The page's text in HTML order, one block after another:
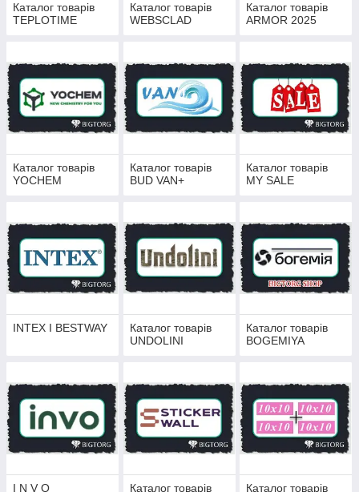
Каталог товарів
TEPLOTIME
Каталог товарів
WEBSCLAD
Каталог товарів
ARMOR 2025
Каталог товарів
YOCHEM
Каталог товарів
BUD VAN+
Каталог товарів
MY SALE
INTEX І BESTWAY
Каталог товарів
UNDOLINI
Каталог товарів
BOGEMIYA
I N V O
Каталог товарів
Каталог товарів